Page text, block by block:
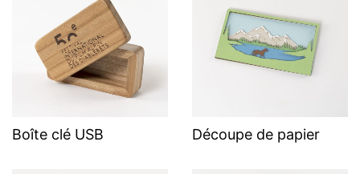
Boîte clé USB Découpe de papier